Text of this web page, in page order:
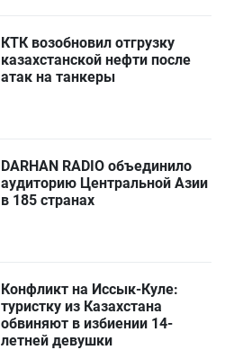
КТК возобновил отгрузку
казахстанской нефти после
атак на танкеры
DARHAN RADIO объединило
аудиторию Центральной Азии
в 185 странах
Конфликт на Иссык-Куле:
туристку из Казахстана
обвиняют в избиении 14-
летней девушки